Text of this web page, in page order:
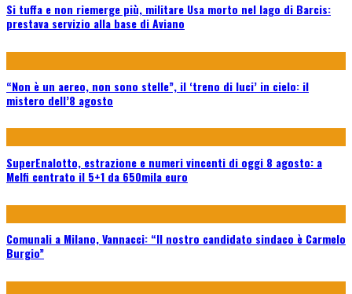
Si tuffa e non riemerge più, militare Usa morto nel lago di Barcis:
prestava servizio alla base di Aviano
“Non è un aereo, non sono stelle”, il ‘treno di luci’ in cielo: il
mistero dell’8 agosto
SuperEnalotto, estrazione e numeri vincenti di oggi 8 agosto: a
Melfi centrato il 5+1 da 650mila euro
Comunali a Milano, Vannacci: “Il nostro candidato sindaco è Carmelo
Burgio”